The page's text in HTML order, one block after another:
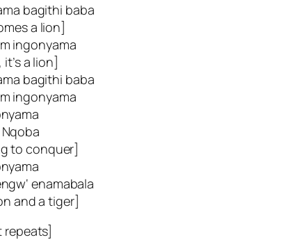
bagithi baba
a lion]
ingonyama
it’s a lion]
bagithi baba
ingonyama
to conquer]
enamabala
and a tiger]
repeats]